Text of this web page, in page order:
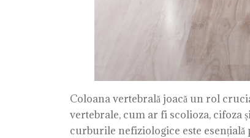
Coloana vertebrală joacă un rol
vertebrale, cum ar fi scolioza, cifoza
curburile nefiziologice este